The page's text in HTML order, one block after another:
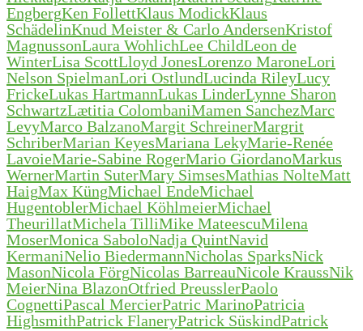
EngbergKen FollettKlaus ModickKlaus
SchädelinKnud Meister & Carlo AndersenKristof
MagnussonLaura WohlichLee ChildLeon de
WinterLisa ScottLloyd JonesLorenzo MaroneLori
Nelson SpielmanLori OstlundLucinda RileyLucy
FrickeLukas HartmannLukas LinderLynne Sharon
SchwartzLætitia ColombaniMamen SanchezMarc
LevyMarco BalzanoMargit SchreinerMargrit
SchriberMarian KeyesMariana LekyMarie-Renée
LavoieMarie-Sabine RogerMario GiordanoMarkus
WernerMartin SuterMary SimsesMathias NolteMatt
HaigMax KüngMichael EndeMichael
HugentoblerMichael KöhlmeierMichael
TheurillatMichela TilliMike MateescuMilena
MoserMonica SaboloNadja QuintNavid
KermaniNelio BiedermannNicholas SparksNick
MasonNicola FörgNicolas BarreauNicole KraussNik
MeierNina BlazonOtfried PreusslerPaolo
CognettiPascal MercierPatric MarinoPatricia
HighsmithPatrick FlaneryPatrick SüskindPatrick